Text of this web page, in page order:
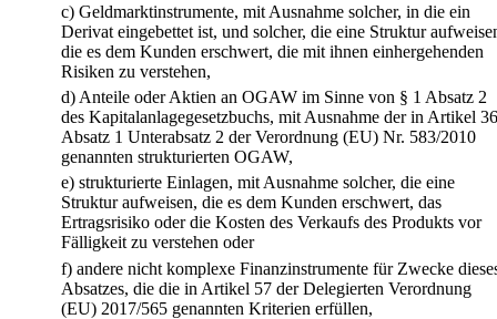
c) Geldmarktinstrumente, mit Ausnahme solcher, in die ein
Derivat eingebettet ist, und solcher, die eine Struktur
die es dem Kunden erschwert, die mit ihnen einhergehenden
Risiken zu verstehen,
d) Anteile oder Aktien an OGAW im Sinne von § 1 Absatz 2
des Kapitalanlagegesetzbuchs, mit Ausnahme der in Artikel 36
Absatz 1 Unterabsatz 2 der Verordnung (EU) Nr. 583/2010
genannten strukturierten OGAW,
e) strukturierte Einlagen, mit Ausnahme solcher, die eine
Struktur aufweisen, die es dem Kunden erschwert, das
Ertragsrisiko oder die Kosten des Verkaufs des Produkts vor
Fälligkeit zu verstehen oder
f) andere nicht komplexe Finanzinstrumente für Zwecke
Absatzes, die die in Artikel 57 der Delegierten Verordnung
(EU) 2017/565 genannten Kriterien erfüllen,